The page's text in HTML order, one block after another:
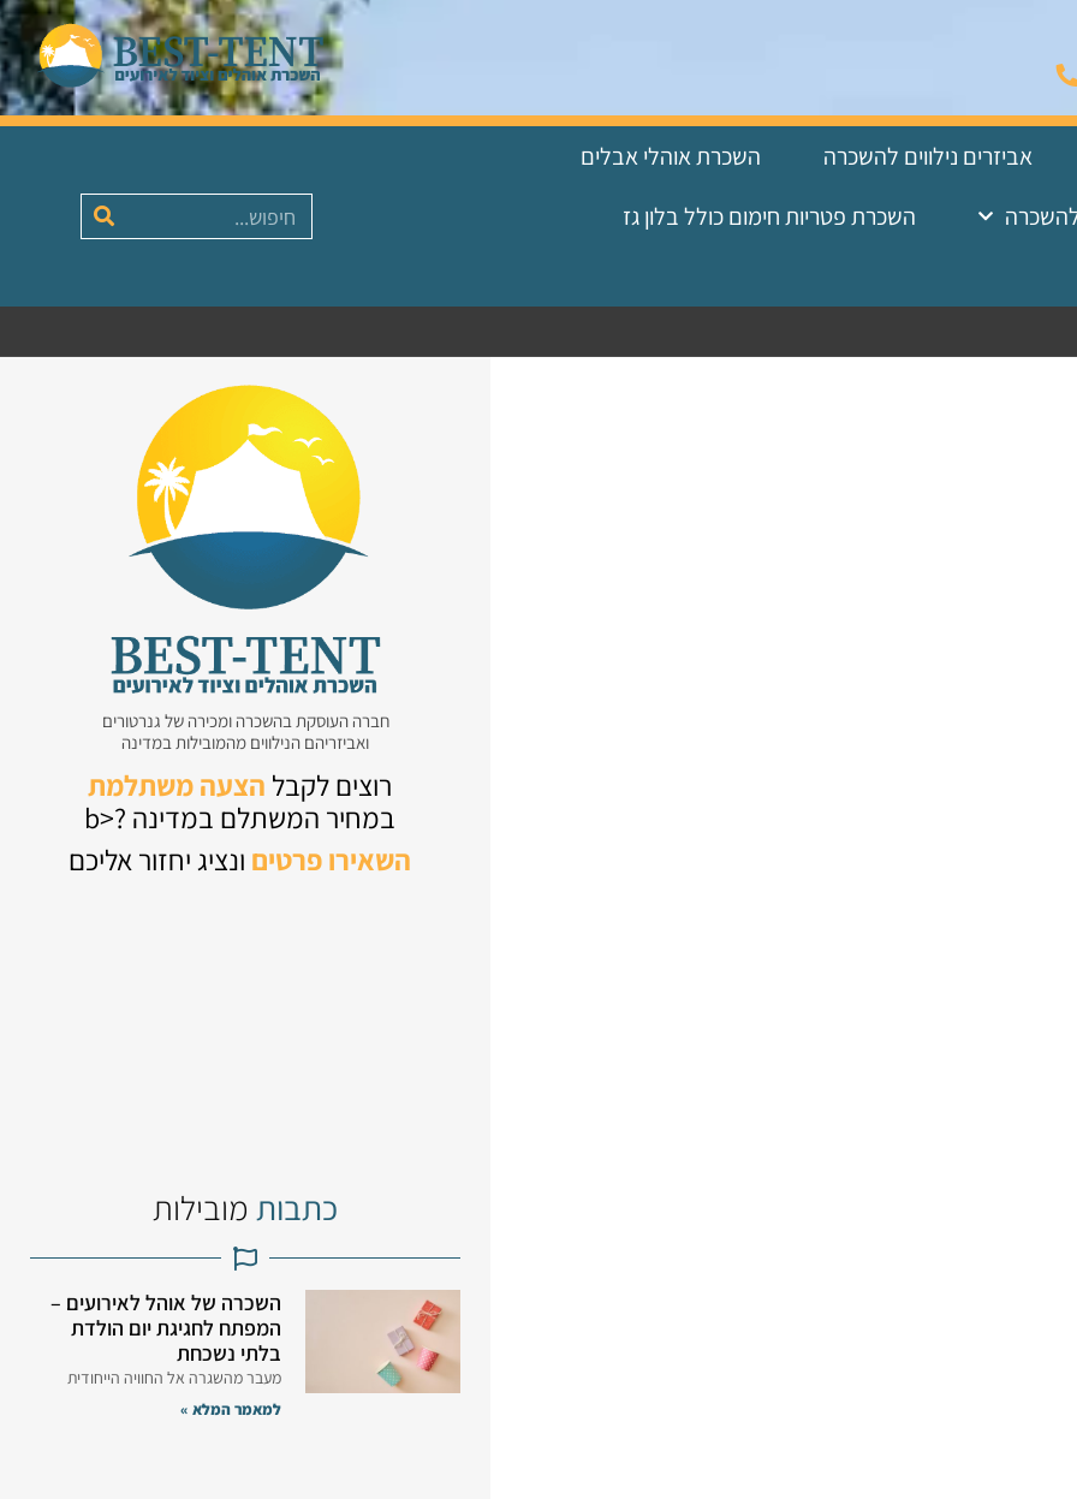
אביזרים נילווים להשכרה
השכרת אוהלי אבלים
השכרת פטריות חימום כולל בלון גז
חברה העוסקת בהשכרה ומכירה של גנרטורים
ואביזריהם הנילווים מהמובילות במדינה
רוצים לקבל הצעה משתלמת
במחיר המשתלם במדינה ?<b
השאירו פרטים ונציג יחזור אליכם
כתבותמובילות
השכרה של אוהל לאירועים –
המפתח לחגיגת יום הולדת
בלתי נשכחת
מעבר מהשגרה אל החוויה הייחודית
למאמר המלא »